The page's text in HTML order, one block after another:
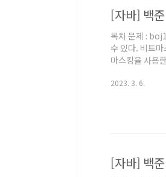
[자바] 백
목차 문제 :
수 있다. 비트
마스킹을 사용
및 주의점' 글을
2023. 3. 6.
[자바] 백